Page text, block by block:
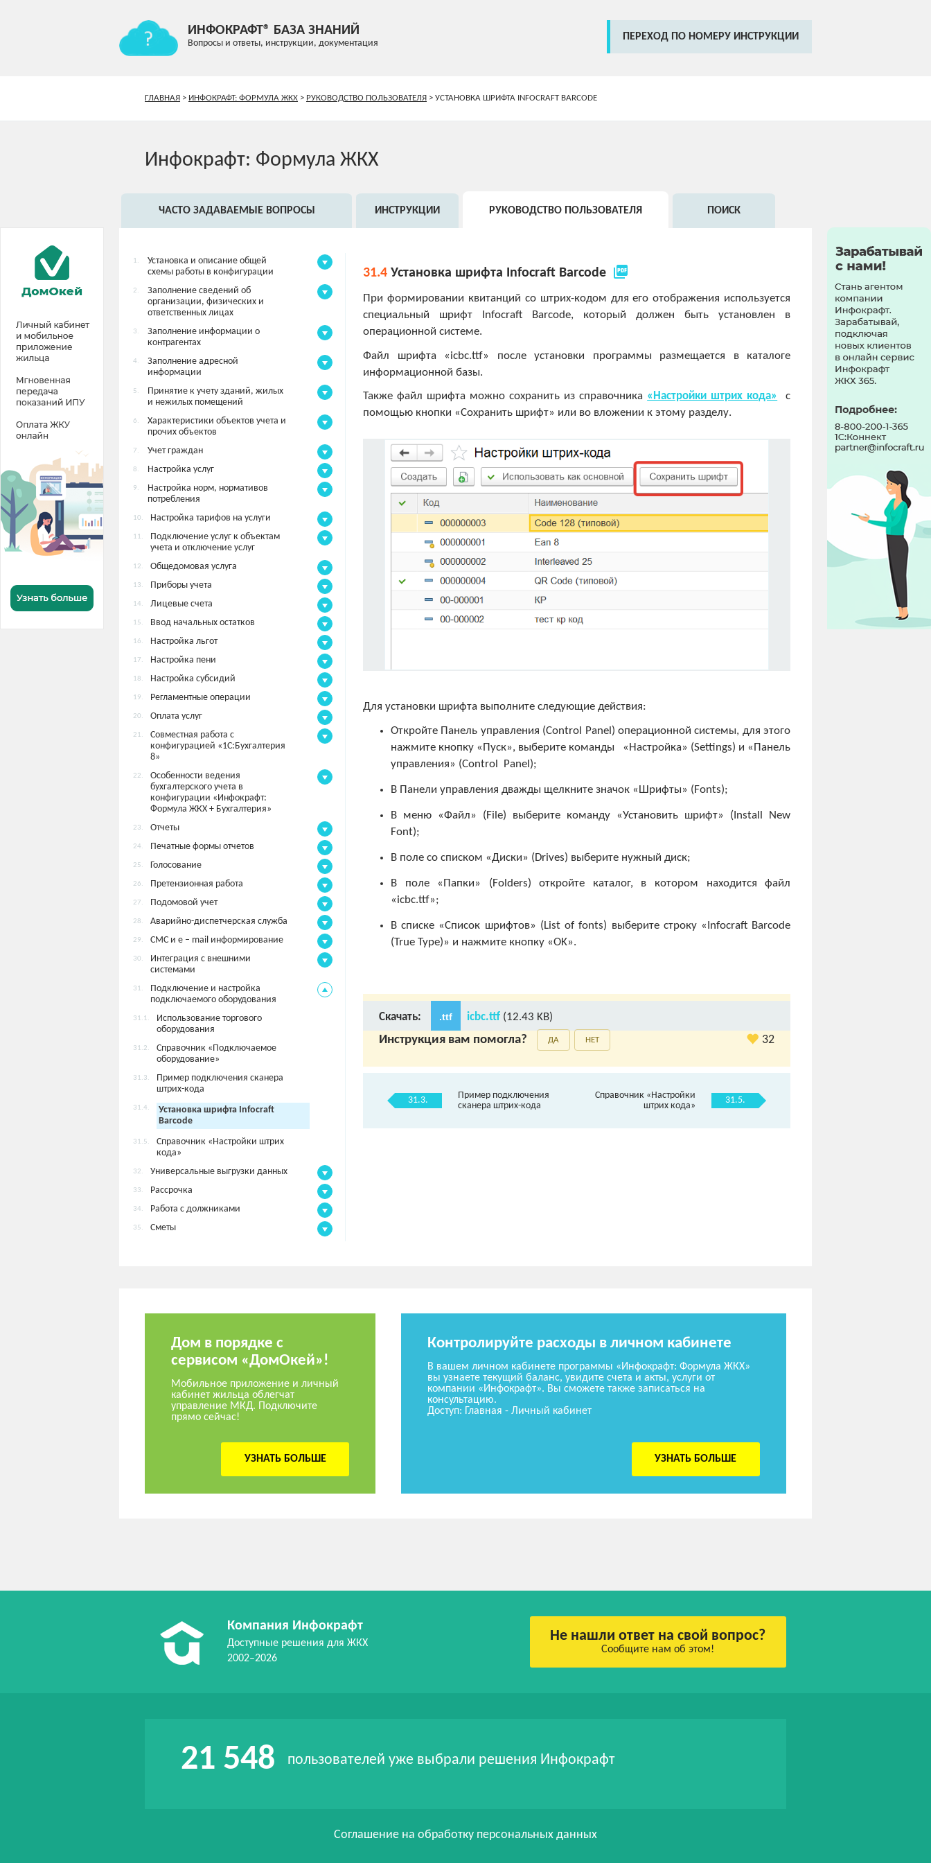
ИНФОКРАФТ® БАЗА ЗНАНИЙ
Вопросы и ответы, инструкции, документация
ПЕРЕХОД ПО НОМЕРУ ИНСТРУКЦИИ
ГЛАВНАЯ > ИНФОКРАФТ: ФОРМУЛА ЖКХ > РУКОВОДСТВО ПОЛЬЗОВАТЕЛЯ >УСТАНОВКА ШРИФТА INFOCRAFT BARCODE
Инфокрафт: Формула ЖКХ
ЧАСТО ЗАДАВАЕМЫЕ ВОПРОСЫ ИНСТРУКЦИИ РУКОВОДСТВО ПОЛЬЗОВАТЕЛЯ ПОИСК
1.
Установка и описание общей
схемы работы в конфигурации
2.
Заполнение сведений об
организации, физических и
ответственных лицах
3.
Заполнение информации о
контрагентах
4.
Заполнение адресной
информации
5.
Принятие к учету зданий, жилых
и нежилых помещений
6.
Характеристики объектов учета и
прочих объектов
7. Учет граждан
8. Настройка услуг
9.
Настройка норм, нормативов
потребления
10. Настройка тарифов на услуги
11.
Подключение услуг к объектам
учета и отключение услуг
12. Общедомовая услуга
13. Приборы учета
14. Лицевые счета
15. Ввод начальных остатков
16. Настройка льгот
17. Настройка пени
18. Настройка субсидий
19. Регламентные операции
20. Оплата услуг
21.
Совместная работа с
конфигурацией «1С:Бухгалтерия
8»
22.
Особенности ведения
бухгалтерского учета в
конфигурации «Инфокрафт:
Формула ЖКХ + Бухгалтерия»
23. Отчеты
24. Печатные формы отчетов
25. Голосование
26. Претензионная работа
27. Подомовой учет
28. Аварийно-диспетчерская служба
29. СМС и e – mail информирование
30.
Интеграция с внешними
системами
31.
Подключение и настройка
подключаемого оборудования
31.1.
Использование торгового
оборудования
31.2.
Справочник «Подключаемое
оборудование»
31.3.
Пример подключения сканера
штрих-кода
31.4.
Установка шрифта Infocraft
Barcode
31.5.
Справочник «Настройки штрих
кода»
32. Универсальные выгрузки данных
33. Рассрочка
34. Работа с должниками
35. Сметы
31.4 Установка шрифта Infocraft Barcode picture_as_pdf
При формировании квитанций со штрих-кодом для его отображения используется
специальный шрифт Infocraft Barcode, который должен быть установлен в
операционной системе.
Файл шрифта «icbc.ttf» после установки программы размещается в каталоге
информационной базы.
Также файл шрифта можно сохранить из справочника «Настройки штрих кода» с
помощью кнопки «Сохранить шрифт» или во вложении к этому разделу.
Для установки шрифта выполните следующие действия:
Откройте Панель управления (Control Panel) операционной системы, для этого
нажмите кнопку «Пуск», выберите команды «Настройка» (Settings) и «Панель
управления» (Control Panel);
В Панели управления дважды щелкните значок «Шрифты» (Fonts);
В меню «Файл» (File) выберите команду «Установить шрифт» (Install New
Font);
В поле со списком «Диски» (Drives) выберите нужный диск;
В поле «Папки» (Folders) откройте каталог, в котором находится файл
«icbc.ttf»;
В списке «Список шрифтов» (List of fonts) выберите строку «Infocraft Barcode
(True Type)» и нажмите кнопку «OK».
Скачать: .ttf icbc.ttf(12.43 KB)
Инструкция вам помогла? ДА НЕТ 32
31.3.
Пример подключения
сканера штрих-кода
Справочник «Настройки
штрих кода»
31.5.
Дом в порядке с
сервисом «ДомОкей»!
Мобильное приложение и личный
кабинет жильца облегчат
управление МКД. Подключите
прямо сейчас!
УЗНАТЬ БОЛЬШЕ
Контролируйте расходы в личном кабинете
В вашем личном кабинете программы «Инфокрафт: Формула ЖКХ»
вы узнаете текущий баланс, увидите счета и акты, услуги от
компании «Инфокрафт». Вы сможете также записаться на
консультацию.
Доступ: Главная - Личный кабинет
УЗНАТЬ БОЛЬШЕ
Компания Инфокрафт
Доступные решения для ЖКХ
2002–2026
Не нашли ответ на свой вопрос?
Сообщите нам об этом!
21 548 пользователей уже выбрали решения Инфокрафт
Соглашение на обработку персональных данных